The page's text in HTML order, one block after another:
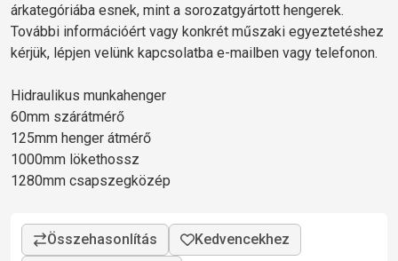
árkategóriába esnek, mint a sorozatgyártott hengerek.
További információért vagy konkrét műszaki egyeztetéshez
kérjük, lépjen velünk kapcsolatba e-mailben vagy telefonon.
Hidraulikus munkahenger
60mm szárátmérő
125mm henger átmérő
1000mm lökethossz
1280mm csapszegközép